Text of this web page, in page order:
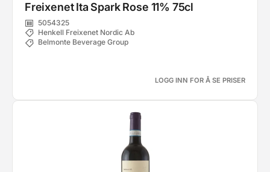
Freixenet Ita Spark Rose 11% 75cl
5054325
Henkell Freixenet Nordic Ab
Belmonte Beverage Group
LOGG INN FOR Å SE PRISER